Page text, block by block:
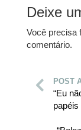
Deixe
Você precisa
comentário.
POST
“Eu
papéis